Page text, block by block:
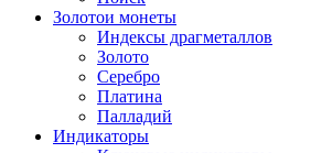
Золотои монеты
Индексы драгметаллов
Золото
Серебро
Платина
Палладий
Индикаторы